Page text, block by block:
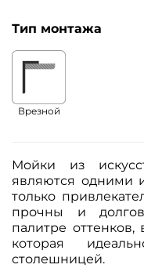
Тип монтажа
Врезной
Мойки из
являются одними
только
прочны и
палитре
которая
столешницей.